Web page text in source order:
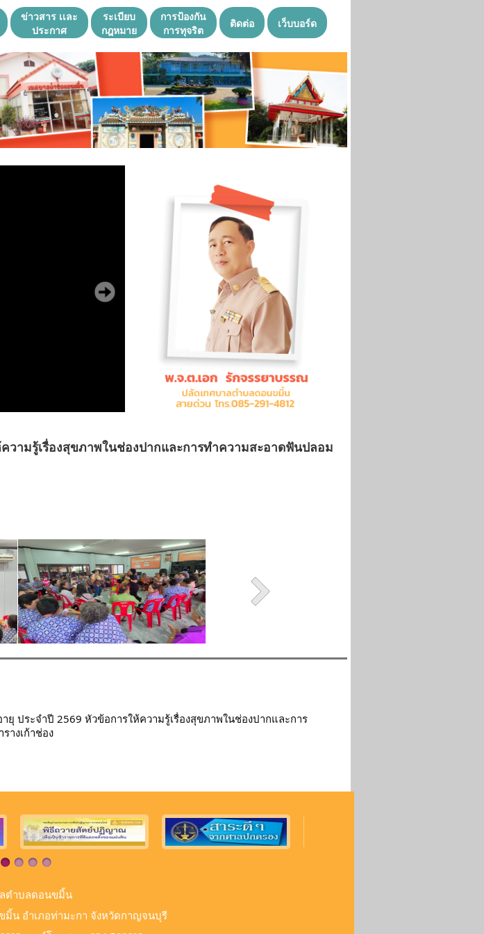
ข่าวสาร เเละ
ประกาศ
ระเบียบ
กฎหมาย
การป้องกัน
การทุจริต
ติดต่อ เว็บบอร์ด
วามรู้เรื่องสุขภาพในช่องปากและการทำความสะอาดฟันปลอม
ประจำปี 2569 หัวข้อการให้ความรู้เรื่องสุขภาพในช่องปากและการ
างเก้าช่อง
ตำบลดอนขมิ้น
มิ้น อำเภอท่ามะกา จังหวัดกาญจนบุรี